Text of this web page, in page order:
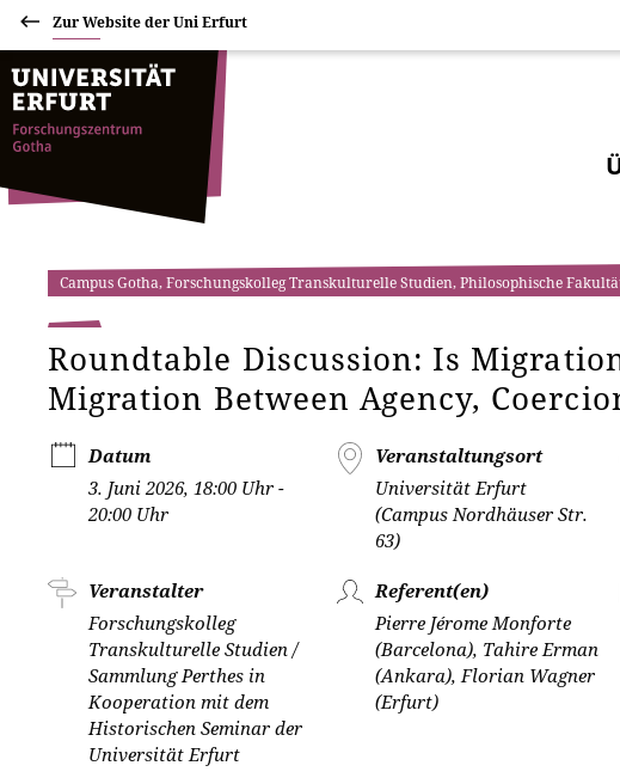
Zur Website der Uni Erfurt
Campus Gotha, Forschungskolleg Transkulturelle Studien, Philosophische
Roundtable Discussion: Is
Migration Between Agency,
Datum
3. Juni 2026, 18:00 Uhr -
20:00 Uhr
Veranstaltungsort
Universität Erfurt
(Campus Nordhäuser Str.
63)
Veranstalter
Forschungskolleg
Transkulturelle Studien /
Sammlung Perthes in
Kooperation mit dem
Historischen Seminar der
Universität Erfurt
Referent(en)
Pierre Jérome Monforte
(Barcelona), Tahire Erman
(Ankara), Florian Wagner
(Erfurt)